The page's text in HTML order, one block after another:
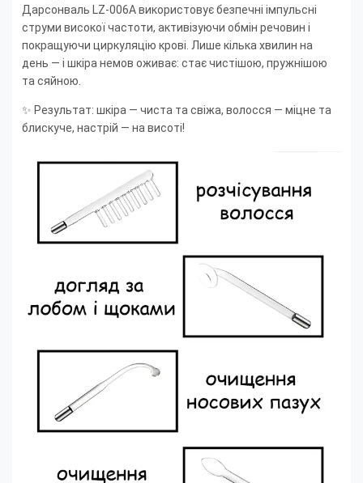
Дарсонваль LZ-006A використовує безпечні імпульсні
струми високої частоти, активізуючи обмін речовин і
покращуючи циркуляцію крові. Лише кілька хвилин на
день — і шкіра немов оживає: стає чистішою, пружнішою
та сяйною.
✨ Результат: шкіра — чиста та свіжа, волосся — міцне та
блискуче, настрій — на висоті!